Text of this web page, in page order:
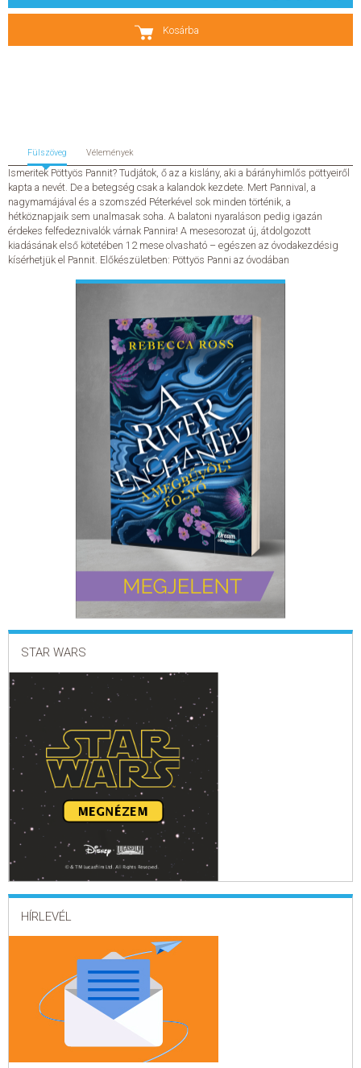
Kosárba
Fülszöveg Vélemények
Ismeritek Pöttyös Pannit? Tudjátok, ő az a kislány, aki a bárányhimlős pöttyeiről
kapta a nevét. De a betegség csak a kalandok kezdete. Mert Pannival, a
nagymamájával és a szomszéd Péterkével sok minden történik, a
hétköznapjaik sem unalmasak soha. A balatoni nyaraláson pedig igazán
érdekes felfedeznivalók várnak Pannira! A mesesorozat új, átdolgozott
kiadásának első kötetében 12 mese olvasható – egészen az óvodakezdésig
kísérhetjük el Pannit. Előkészületben: Pöttyös Panni az óvodában
STAR WARS
HÍRLEVÉL
HÍREK
KAPCSOLAT
ELŐRENDELHETŐ KIADVÁNYOK
ELŐRENDELÉSI TOPLISTA
ÁLTALÁNOS SZERZŐDÉSI FELTÉTELEK
ADATKEZELÉSI ÉS ADATVÉDELMI SZABÁLYZAT